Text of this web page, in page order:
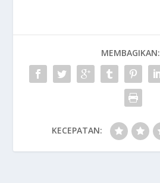
MEMBAGIKAN:
KECEPATAN: